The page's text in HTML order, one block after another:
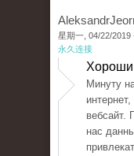
星期一, 04/22/2019
永久连接
Минуту
вебсайт.
нас